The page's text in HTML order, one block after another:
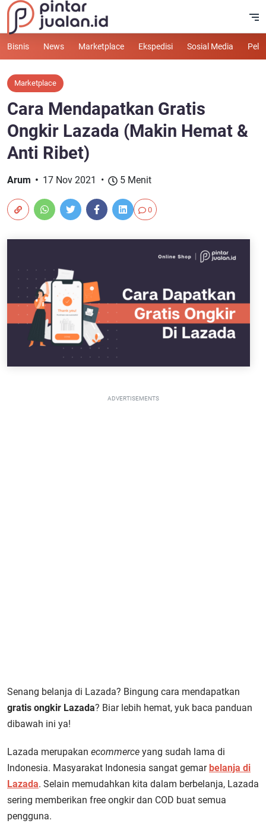
Bisnis News Marketplace Ekspedisi Sosial Media
Marketplace
Cara Mendapatkan Gratis
Ongkir Lazada (Makin Hemat &
Anti Ribet)
Arum 17 Nov 2021 5 Menit
0
ADVERTISEMENTS
Senang belanja di Lazada? Bingung cara mendapatkan
gratis ongkir Lazada? Biar lebih hemat, yuk baca panduan
dibawah ini ya!
Lazada merupakan ecommerce yang sudah lama di
Indonesia. Masyarakat Indonesia sangat gemarbelanja di
Lazada. Selain memudahkan kita dalam berbelanja, Lazada
sering memberikan free ongkir dan COD buat semua
pengguna.